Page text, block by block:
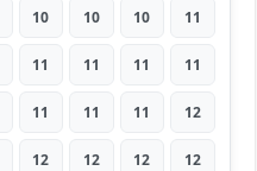
10 10 10 11
11 11 11 11
11 11 11 12
12 12 12 12